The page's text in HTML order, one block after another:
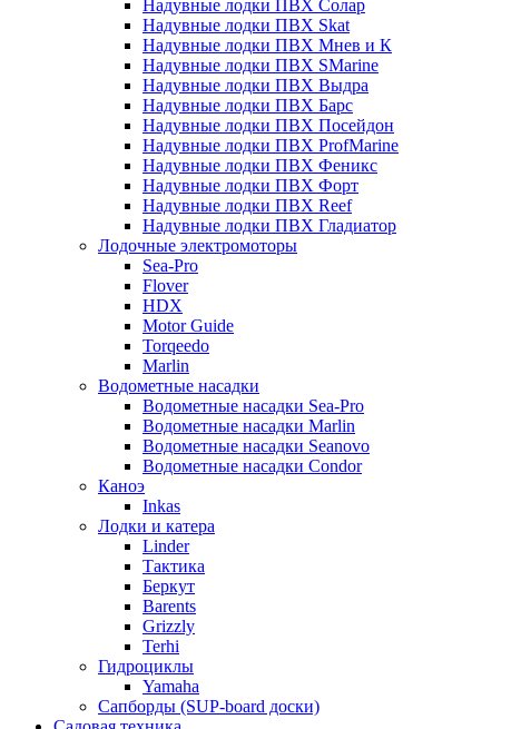
Надувные лодки ПВХ Солар
Надувные лодки ПВХ Skat
Надувные лодки ПВХ Мнев и К
Надувные лодки ПВХ SMarine
Надувные лодки ПВХ Выдра
Надувные лодки ПВХ Барс
Надувные лодки ПВХ Посейдон
Надувные лодки ПВХ ProfMarine
Надувные лодки ПВХ Феникс
Надувные лодки ПВХ Форт
Надувные лодки ПВХ Reef
Надувные лодки ПВХ Гладиатор
Лодочные электромоторы
Sea-Pro
Flover
HDX
Motor Guide
Torqeedo
Marlin
Водометные насадки
Водометные насадки Sea-Pro
Водометные насадки Marlin
Водометные насадки Seanovo
Водометные насадки Condor
Каноэ
Inkas
Лодки и катера
Linder
Тактика
Беркут
Barents
Grizzly
Terhi
Гидроциклы
Yamaha
Сапборды (SUP-board доски)